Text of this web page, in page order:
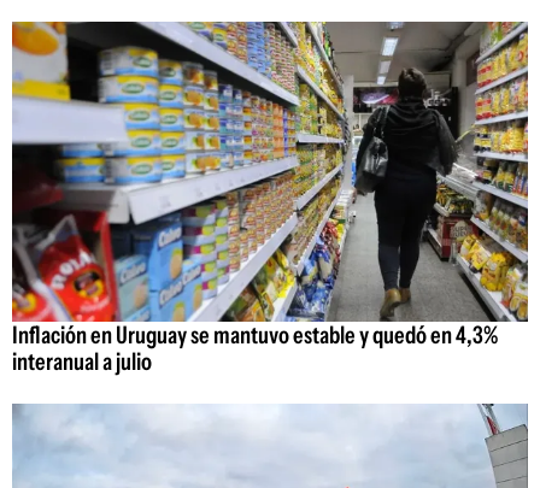
Inflación en Uruguay se mantuvo estable y quedó en 4,3%
interanual a julio